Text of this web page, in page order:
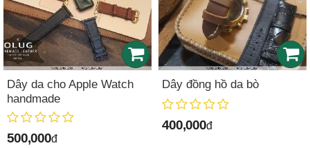
Dây da cho Apple Watch
handmade
500,000đ
Dây đồng hồ da bò
400,000đ